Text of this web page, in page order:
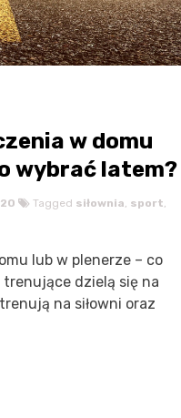
w domu
wybrać latem?
Tagged siłownia, sport,
lub w plenerze – co
dzielą się na
na siłowni oraz